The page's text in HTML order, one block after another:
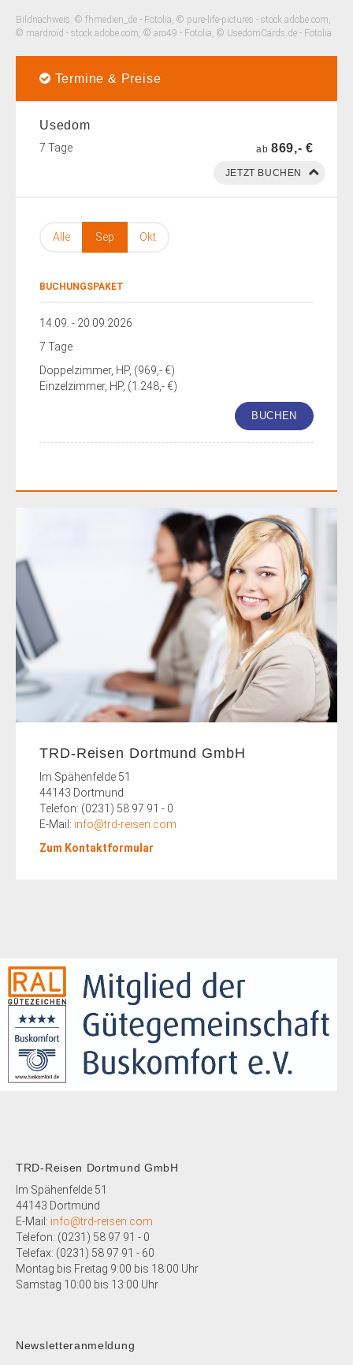
Bildnachweis: © fhmedien_de - Fotolia, © pure-life-pictures - stock.adobe.com,
© mardroid - stock.adobe.com, © aro49 - Fotolia, © UsedomCards.de - Fotolia
Termine & Preise
Usedom
7 Tage ab869,- €
Alle Sep Okt
BUCHUNGSPAKET
14.09. - 20.09.2026
7 Tage
Doppelzimmer, HP, (969,- €)
Einzelzimmer, HP, (1.248,- €)
BUCHEN
TRD-Reisen Dortmund GmbH
Im Spähenfelde 51
44143 Dortmund
Telefon: (0231) 58 97 91 - 0
E-Mail: info@trd-reisen.com
Zum Kontaktformular
TRD-Reisen Dortmund GmbH
Im Spähenfelde 51
44143 Dortmund
E-Mail: info@trd-reisen.com
Telefon: (0231) 58 97 91 - 0
Telefax: (0231) 58 97 91 - 60
Montag bis Freitag 9:00 bis 18:00 Uhr
Samstag 10:00 bis 13:00 Uhr
Newsletteranmeldung